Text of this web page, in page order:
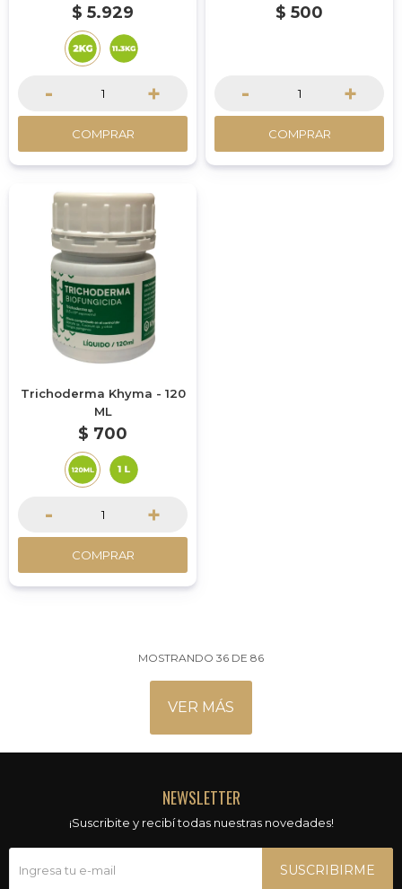
KG
$ 5.929
- +
COMPRAR
$ 500
- +
COMPRAR
Trichoderma Khyma - 120
ML
$ 700
- +
COMPRAR
MOSTRANDO 36 DE 86
VER MÁS
NEWSLETTER
¡Suscribite y recibí todas nuestras novedades!
SUSCRIBIRME